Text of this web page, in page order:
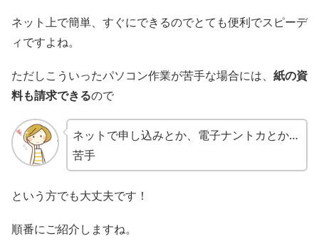
ネット上で簡単、すぐにできるのでとても便利でスピーデ
ィですよね。
ただしこういったパソコン作業が苦手な場合には、 紙の資
料も請求できるので
ネットで申し込みとか、電子ナントカとか…
苦手
という方でも大丈夫です！
順番にご紹介しますね。